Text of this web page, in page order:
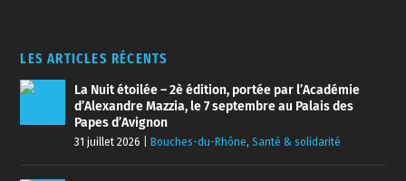
LES ARTICLES RÉCENTS
La Nuit étoilée – 2è édition, portée par l’Académie
d’Alexandre Mazzia, le 7 septembre au Palais des
Papes d’Avignon
31 juillet 2026 Bouches-du-Rhône,Santé & solidarité